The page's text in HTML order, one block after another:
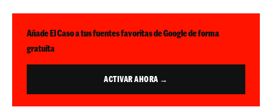
Añade El Caso a tus fuentes favoritas de Google de forma
gratuita
ACTIVAR AHORA →